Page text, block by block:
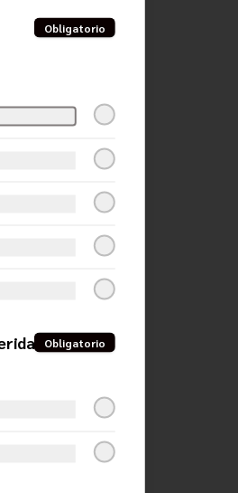
Obligatorio
Obligatorio